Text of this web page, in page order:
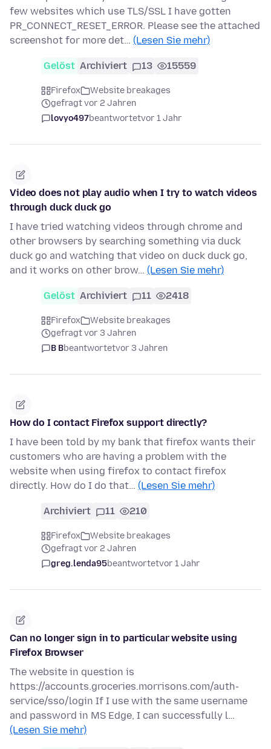
few websites which use TLS/SSL I have gotten
PR_CONNECT_RESET_ERROR. Please see the attached
screenshot for more det… (Lesen Sie mehr)
Gelöst Archiviert 13 15559
Firefox
Website breakages
gefragt vor 2 Jahren
lovyo497beantwortetvor 1 Jahr
Video does not play audio when I try to watch videos
through duck duck go
I have tried watching videos through chrome and
other browsers by searching something via duck
duck go and watching that video on duck duck go,
and it works on other brow… (Lesen Sie mehr)
Gelöst Archiviert 11 2418
Firefox
Website breakages
gefragt vor 3 Jahren
B Bbeantwortetvor 3 Jahren
How do I contact Firefox support directly?
I have been told by my bank that firefox wants their
customers who are having a problem with the
website when using firefox to contact firefox
directly. How do I do that… (Lesen Sie mehr)
Archiviert 11 210
Firefox
Website breakages
gefragt vor 2 Jahren
greg.lenda95beantwortetvor 1 Jahr
Can no longer sign in to particular website using
Firefox Browser
The website in question is
https://accounts.groceries.morrisons.com/auth-
service/sso/login If I use with the same username
and password in MS Edge, I can successfully l…
(Lesen Sie mehr)